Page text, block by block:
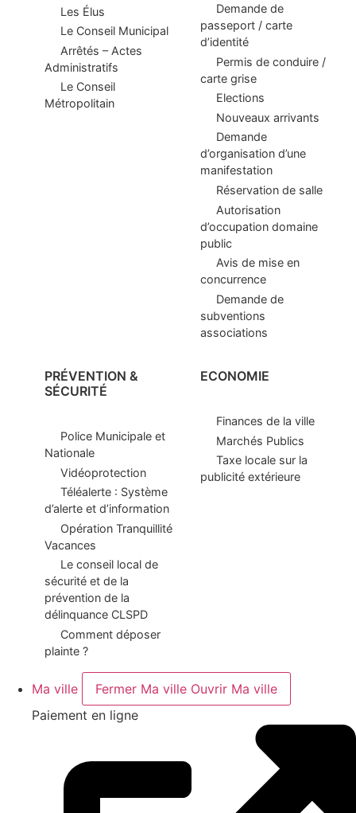
Les Élus
Le Conseil Municipal
Arrêtés – Actes
Administratifs
Le Conseil
Métropolitain
Demande de
passeport / carte
d’identité
Permis de conduire /
carte grise
Elections
Nouveaux arrivants
Demande
d’organisation d’une
manifestation
Réservation de salle
Autorisation
d’occupation domaine
public
Avis de mise en
concurrence
Demande de
subventions
associations
PRÉVENTION &
SÉCURITÉ
Police Municipale et
Nationale
Vidéoprotection
Téléalerte : Système
d’alerte et d’information
Opération Tranquillité
Vacances
Le conseil local de
sécurité et de la
prévention de la
délinquance CLSPD
Comment déposer
plainte ?
ECONOMIE
Finances de la ville
Marchés Publics
Taxe locale sur la
publicité extérieure
Ma ville Fermer Ma ville Ouvrir Ma ville
Paiement en ligne